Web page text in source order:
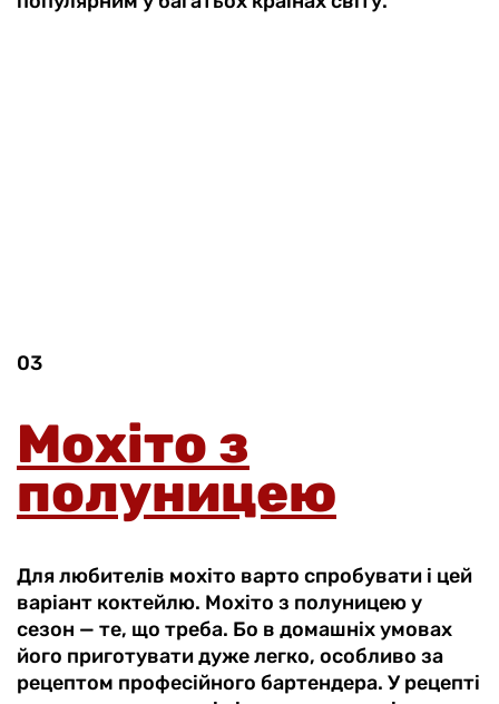
03
Мохіто з
полуницею
Для любителів мохіто варто спробувати і цей
варіант коктейлю. Мохіто з полуницею у
сезон — те, що треба. Бо в домашніх умовах
його приготувати дуже легко, особливо за
рецептом професійного бартендера. У рецепті